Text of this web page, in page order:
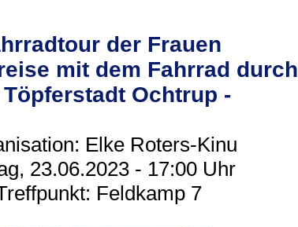
der Frauen
mit dem Fahrrad durch
Ochtrup -
Elke Roters-Kinu
23.06.2023 - 17:00 Uhr
Feldkamp 7